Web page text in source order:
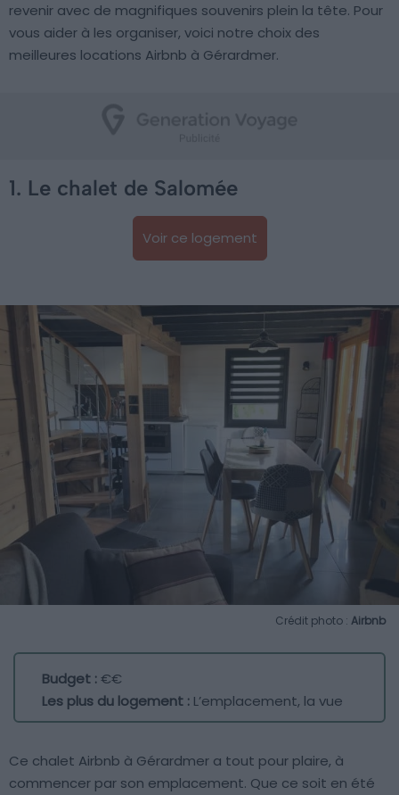
revenir avec de magnifiques souvenirs plein la tête. Pour
vous aider à les organiser, voici notre choix des
meilleures locations Airbnb à Gérardmer.
1. Le chalet de Salomée
Voir ce logement
Crédit photo : Airbnb
Budget :€€
Les plus du logement : L’emplacement, la vue
Ce chalet Airbnb à Gérardmer a tout pour plaire, à
commencer par son emplacement. Que ce soit en été